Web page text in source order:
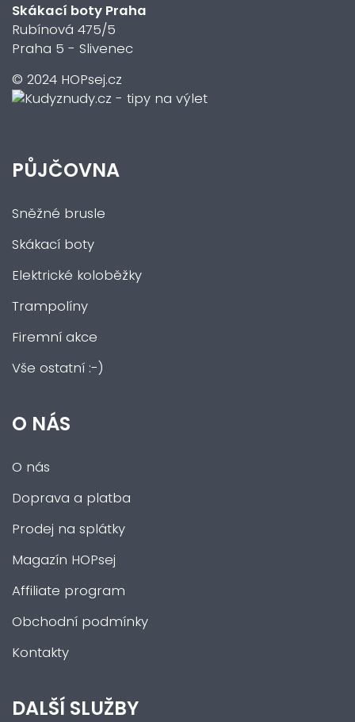
Skákací boty Praha
Rubínová 475/5
Praha 5 - Slivenec
© 2024 HOPsej.cz
PŮJČOVNA
Sněžné brusle
Skákací boty
Elektrické koloběžky
Trampolíny
Firemní akce
Vše ostatní :-)
O NÁS
O nás
Doprava a platba
Prodej na splátky
Magazín HOPsej
Affiliate program
Obchodní podmínky
Kontakty
DALŠÍ SLUŽBY